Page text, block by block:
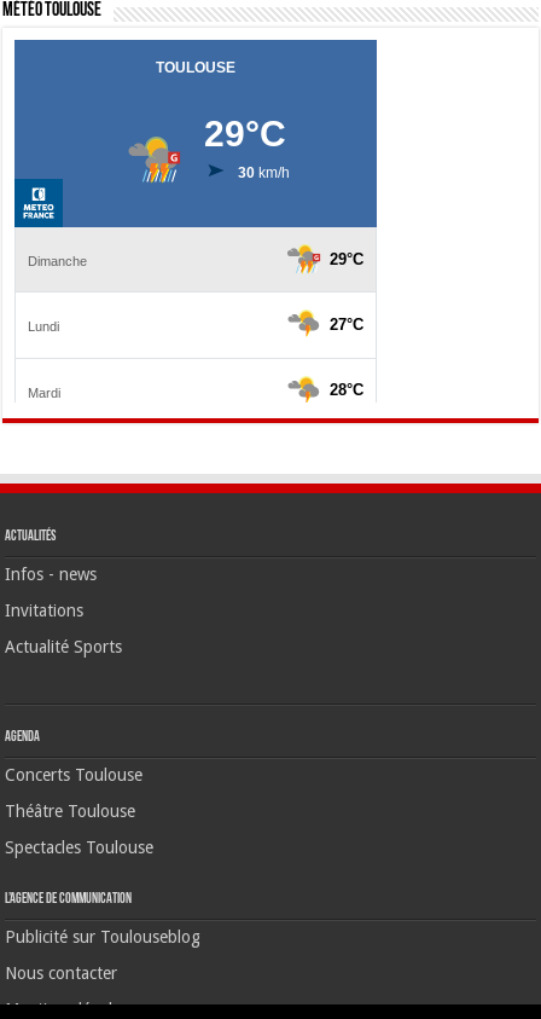
Météo Toulouse
Actualités
Infos - news
Invitations
Actualité Sports
Agenda
Concerts Toulouse
Théâtre Toulouse
Spectacles Toulouse
L’agence de communication
Publicité sur Toulouseblog
Nous contacter
Mentions légales